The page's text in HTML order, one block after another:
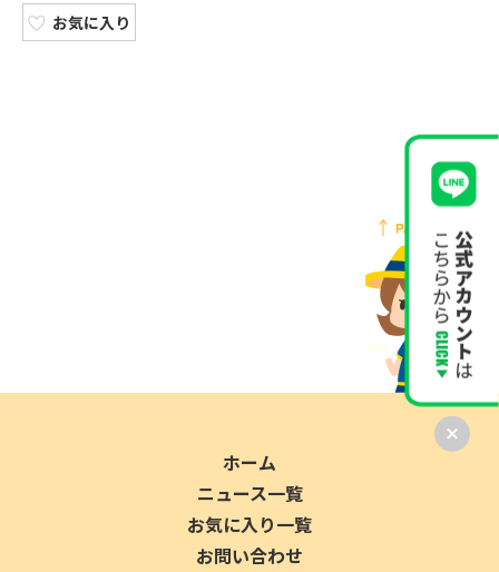
お気に入り
ホーム
ニュース一覧
お気に入り一覧
お問い合わせ